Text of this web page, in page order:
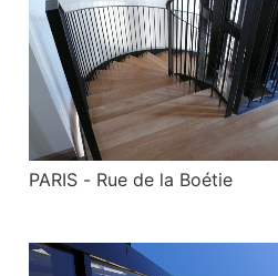
PARIS - Rue de la Boétie